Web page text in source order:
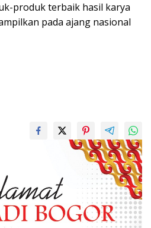
produk terbaik hasil karya
pada ajang nasional